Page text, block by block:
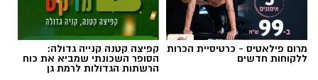
ניצן אהרון - מספרת בוטיק ברמת
גן ״מומחה לעיצוב שיער,
החלקות, וצבעים״
חוג שנתי לתפירה, סריגה, עיצוב
אופנה